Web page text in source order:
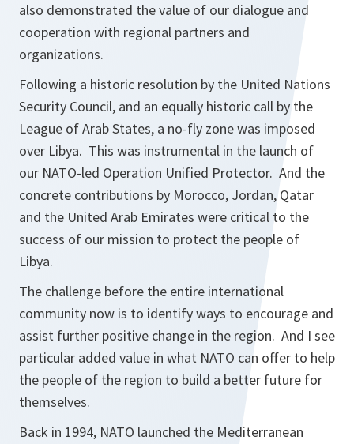
also demonstrated the value of our dialogue and
cooperation with regional partners and
organizations.
Following a historic resolution by the United Nations
Security Council, and an equally historic call by the
League of Arab States, a no-fly zone was imposed
over Libya. This was instrumental in the launch of
our NATO-led Operation Unified Protector. And the
concrete contributions by Morocco, Jordan, Qatar
and the United Arab Emirates were critical to the
success of our mission to protect the people of
Libya.
The challenge before the entire international
community now is to identify ways to encourage and
assist further positive change in the region. And I see
particular added value in what NATO can offer to help
the people of the region to build a better future for
themselves.
Back in 1994, NATO launched the Mediterranean